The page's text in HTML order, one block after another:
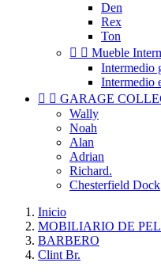
Den
Rex
Ton
  Mueble
Intermedio
Intermedio
  GARAGE
Wally
Noah
Alan
Adrian
Richard.
Chesterfield Dock
Inicio
MOBILIARIO DE
BARBERO
Clint Br.